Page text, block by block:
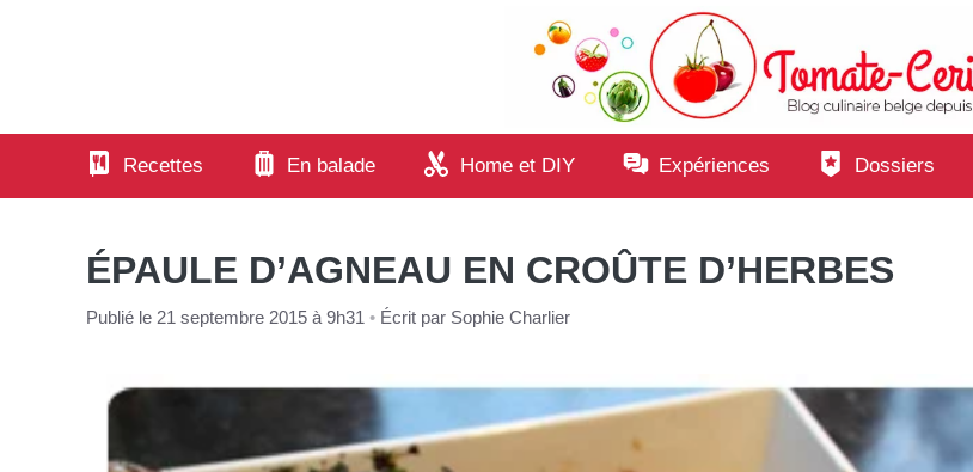
Recettes En balade Home et DIY Expériences Dossiers
ÉPAULE D’AGNEAU EN CROÛTE D’HERBES
Publié le 21 septembre 2015 à 9h31 • Écrit par Sophie Charlier